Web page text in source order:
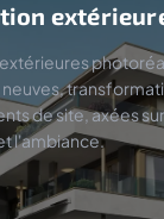
de site, axées
l'ambiance.